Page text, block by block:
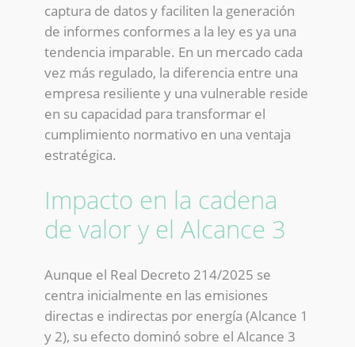
captura de datos y faciliten la generación
de informes conformes a la ley es ya una
tendencia imparable. En un mercado cada
vez más regulado, la diferencia entre una
empresa resiliente y una vulnerable reside
en su capacidad para transformar el
cumplimiento normativo en una ventaja
estratégica.
Impacto en la cadena
de valor y el Alcance 3
Aunque el Real Decreto 214/2025 se
centra inicialmente en las emisiones
directas e indirectas por energía (Alcance 1
y 2), su efecto dominó sobre el Alcance 3